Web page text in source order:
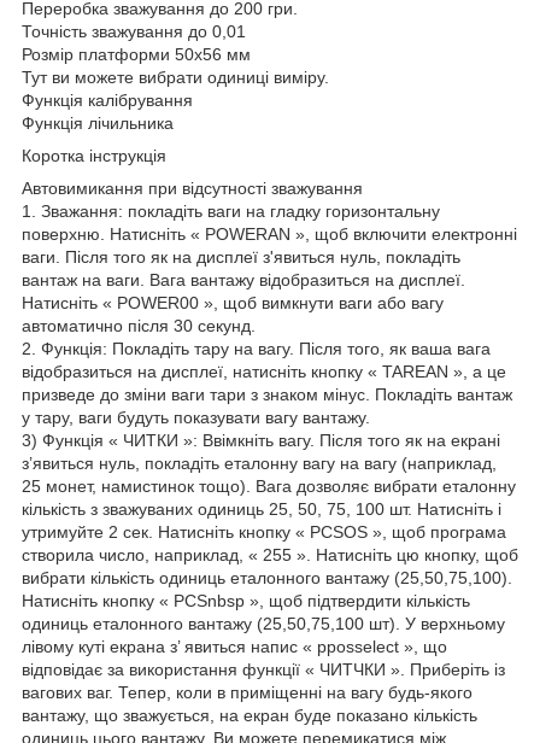
Переробка зважування до 200 гри.
Точність зважування до 0,01
Розмір платформи 50x56 мм
Тут ви можете вибрати одиниці виміру.
Функція калібрування
Функція лічильника
Коротка інструкція
Автовимикання при відсутності зважування
1. Зважання: покладіть ваги на гладку горизонтальну
поверхню. Натисніть « POWERAN », щоб включити електронні
ваги. Після того як на дисплеї з'явиться нуль, покладіть
вантаж на ваги. Вага вантажу відобразиться на дисплеї.
Натисніть « POWER00 », щоб вимкнути ваги або вагу
автоматично після 30 секунд.
2. Функція: Покладіть тару на вагу. Після того, як ваша вага
відобразиться на дисплеї, натисніть кнопку « TAREAN », а це
призведе до зміни ваги тари з знаком мінус. Покладіть вантаж
у тару, ваги будуть показувати вагу вантажу.
3) Функція « ЧИТКИ »: Ввімкніть вагу. Після того як на екрані
з’явиться нуль, покладіть еталонну вагу на вагу (наприклад,
25 монет, намистинок тощо). Вага дозволяє вибрати еталонну
кількість з зважуваних одиниць 25, 50, 75, 100 шт. Натисніть і
утримуйте 2 сек. Натисніть кнопку « PCSOS », щоб програма
створила число, наприклад, « 255 ». Натисніть цю кнопку, щоб
вибрати кількість одиниць еталонного вантажу (25,50,75,100).
Натисніть кнопку « PCSnbsp », щоб підтвердити кількість
одиниць еталонного вантажу (25,50,75,100 шт). У верхньому
лівому куті екрана з’ явиться напис « pposselect », що
відповідає за використання функції « ЧИТЧКИ ». Приберіть із
вагових ваг. Тепер, коли в приміщенні на вагу будь-якого
вантажу, що зважується, на екран буде показано кількість
одиниць цього вантажу. Ви можете перемикатися між